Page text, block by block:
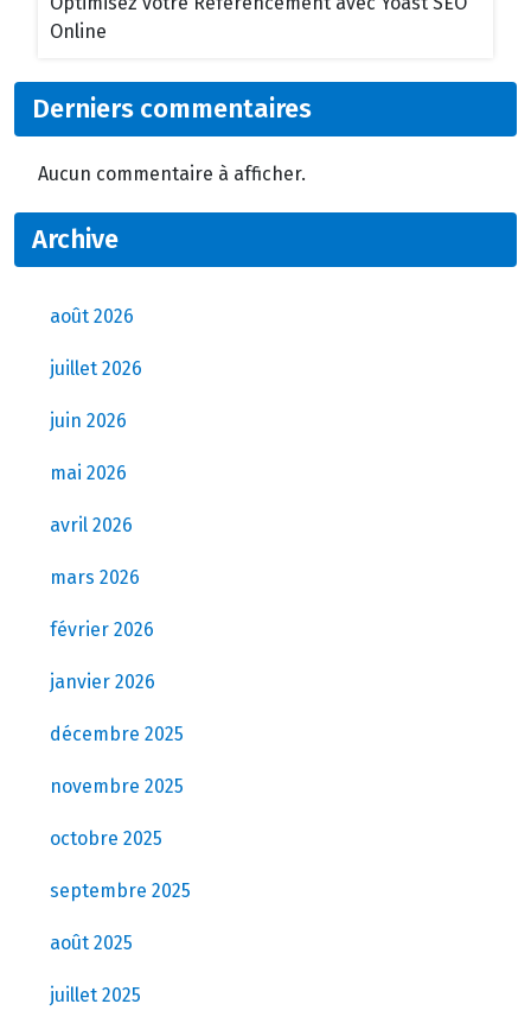
Online
Derniers commentaires
Aucun commentaire à afficher.
Archive
août 2026
juillet 2026
juin 2026
mai 2026
avril 2026
mars 2026
février 2026
janvier 2026
décembre 2025
novembre 2025
octobre 2025
septembre 2025
août 2025
juillet 2025